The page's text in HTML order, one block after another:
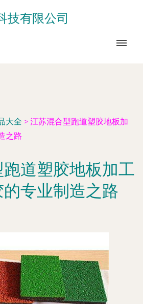
技有限公司
大全 > 江苏混合型跑道塑胶地板加
之路
道塑胶地板加工
专业制造之路